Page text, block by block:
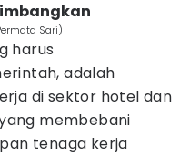
Sari)
harus
adalah
di sektor hotel dan
membebani
tenaga kerja